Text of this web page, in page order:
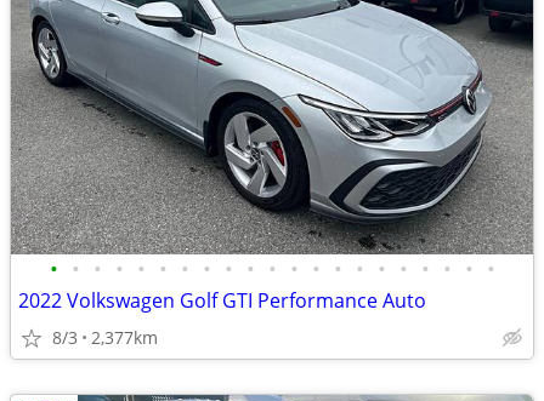
• • • • • • • • • • • • • • • • • • • • •
2022 Volkswagen Golf GTI Performance Auto
8/3 2,377km